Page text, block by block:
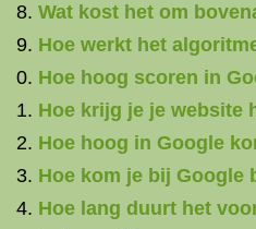
Wat kost het om
Hoe werkt het
Hoe hoog scoren in
Hoe krijg je je website
Hoe hoog in Google
Hoe kom je bij Google
Hoe lang duurt het